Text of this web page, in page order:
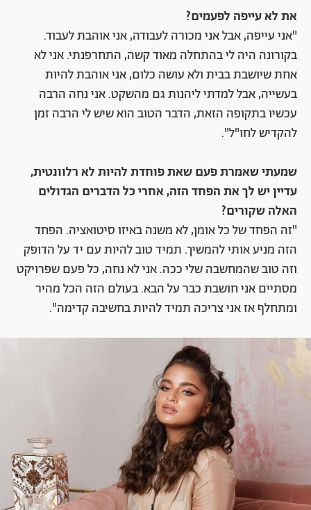
את לא עייפה לפעמים?
"אני עייפה, אבל אני מכורה לעבודה, אני אוהבת לעבוד.
בקורונה היה לי בהתחלה מאוד קשה, התחרפנתי. אני לא
אחת שיושבת בבית ולא עושה כלום, אני אוהבת להיות
בעשייה, אבל למדתי ליהנות גם מהשקט. אני נחה הרבה
עכשיו בתקופה הזאת, הדבר הטוב הוא שיש לי הרבה זמן
להקדיש לחו"ל".
שמעתי שאמרת פעם שאת פוחדת להיות לא רלוונטית,
עדיין יש לך את הפחד הזה, אחרי כל הדברים הגדולים
האלה שקורים?
"זה הפחד של כל אומן, לא משנה באיזו סיטואציה. הפחד
הזה מניע אותי להמשיך. תמיד טוב להיות עם יד על הדופק
וזה טוב שהמחשבה שלי ככה. אני לא נחה, כל פעם שפרויקט
מסתיים אני חושבת כבר על הבא. בעולם הזה הכל מהיר
ומתחלף אז אני צריכה תמיד להיות בחשיבה קדימה".